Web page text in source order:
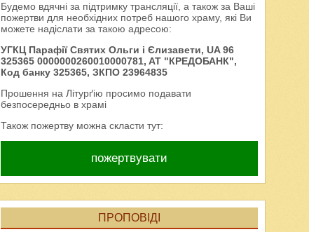
Будемо вдячні за підтримку трансляції, а також за Ваші
пожертви для необхідних потреб нашого храму, які Ви
можете надіслати за такою адресою:
УГКЦ Парафії Святих Ольги і Єлизавети, UA 96
325365 0000000260010000781, AT "КРЕДОБАНК",
Код банку 325365, ЗКПО 23964835
Прошення на Літурґію просимо подавати
безпосередньо в храмі
Також пожертву можна скласти тут:
пожертвувати
ПРОПОВІДІ